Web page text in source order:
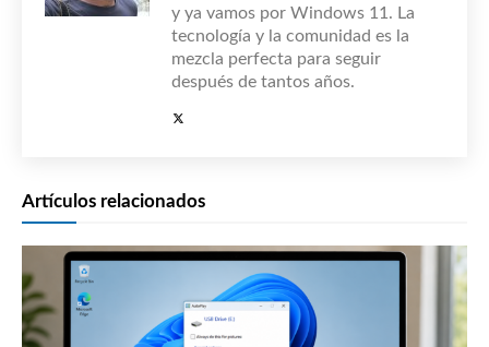
y ya vamos por Windows 11. La
tecnología y la comunidad es la
mezcla perfecta para seguir
después de tantos años.
Artículos relacionados